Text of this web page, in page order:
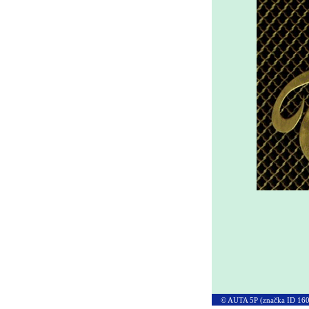
© AUTA 5P (značka ID